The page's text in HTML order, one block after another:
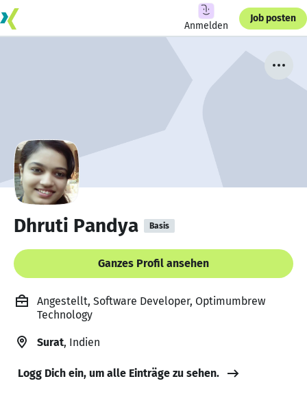
Anmelden
Job posten
Dhruti Pandya Basis
Ganzes Profil ansehen
Angestellt, Software Developer, Optimumbrew
Technology
Surat, Indien
Logg Dich ein, um alle Einträge zu sehen.